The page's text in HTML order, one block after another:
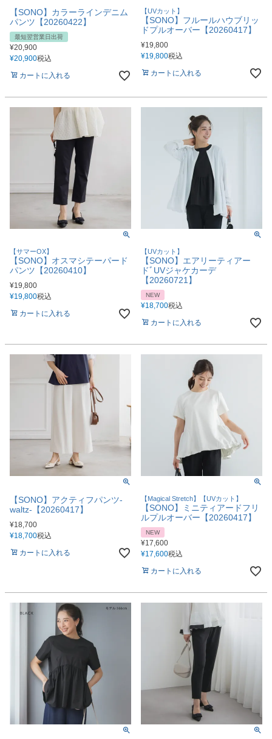
【SONO】カラーラインデニム
パンツ【20260422】
最短翌営業日出荷
¥20,900
¥20,900税込
カートに入れる
【UVカット】
【SONO】フルールハウブリッ
ドプルオーバー【20260417】
¥19,800
¥19,800税込
カートに入れる
【サマーOX】
【SONO】オスマシテーパード
パンツ【20260410】
¥19,800
¥19,800税込
カートに入れる
【UVカット】
【SONO】エアリーティアー
ドﾞUVジャケカーデ
【20260721】
NEW
¥18,700税込
カートに入れる
【SONO】アクティフパンツ-
waltz-【20260417】
¥18,700
¥18,700税込
カートに入れる
【Magical Stretch】【UVカット】
【SONO】ミニティアードフリ
ルプルオーバー【20260417】
NEW
¥17,600
¥17,600税込
カートに入れる